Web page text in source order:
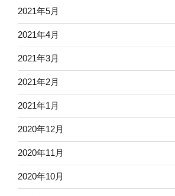
2021年5月
2021年4月
2021年3月
2021年2月
2021年1月
2020年12月
2020年11月
2020年10月